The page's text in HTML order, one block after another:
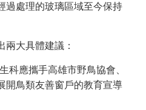
過處理的玻璃區域至今保持
兩大具體建議：
科應攜手高雄市野鳥協會、
開鳥類友善窗戶的教育宣導